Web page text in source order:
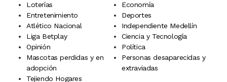
Loterías
Economía
Entretenimiento
Deportes
Atlético Nacional
Independiente Medellín
Liga Betplay
Ciencia y Tecnología
Opinión
Política
Mascotas perdidas y en
adopción
Personas desaparecidas y
extraviadas
Tejiendo Hogares